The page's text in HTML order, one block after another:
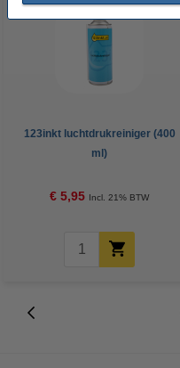
123inkt luchtdrukreiniger (400
ml)
€ 5,95 Incl. 21% BTW